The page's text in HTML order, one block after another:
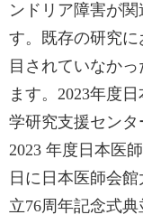
ンドリア障害が
す。既存の研究
目されていなか
ます。2023年度
学研究支援センタ
2023 年度日本医
日に日本医師会
立76周年記念式